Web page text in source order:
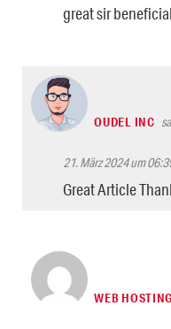
great sir
OUDEL INC
21. März 2024 um
Great Article
WEB HOSTING